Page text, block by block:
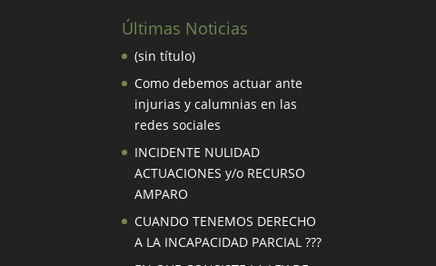
Últimas Noticias
(sin título)
Como debemos actuar ante
injurias y calumnias en las
redes sociales
INCIDENTE NULIDAD
ACTUACIONES y/o RECURSO
AMPARO
CUANDO TENEMOS DERECHO
A LA INCAPACIDAD PARCIAL ???